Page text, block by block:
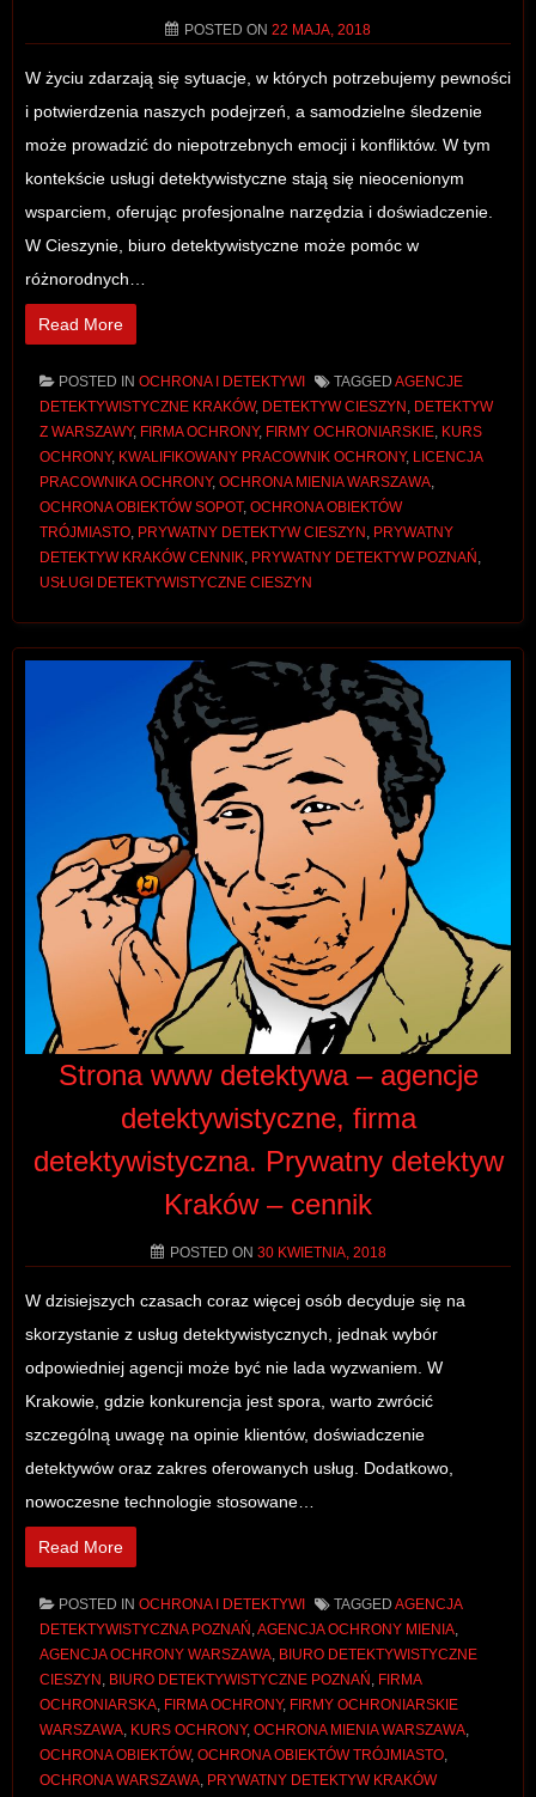
POSTED ON 22 MAJA, 2018
W życiu zdarzają się sytuacje, w których potrzebujemy pewności
i potwierdzenia naszych podejrzeń, a samodzielne śledzenie
może prowadzić do niepotrzebnych emocji i konfliktów. W tym
kontekście usługi detektywistyczne stają się nieocenionym
wsparciem, oferując profesjonalne narzędzia i doświadczenie.
W Cieszynie, biuro detektywistyczne może pomóc w
różnorodnych…
Read More
POSTED IN OCHRONA I DETEKTYWI TAGGED AGENCJE
DETEKTYWISTYCZNE KRAKÓW, DETEKTYW CIESZYN , DETEKTYW
Z WARSZAWY, FIRMA OCHRONY, FIRMY OCHRONIARSKIE, KURS
OCHRONY, KWALIFIKOWANY PRACOWNIK OCHRONY, LICENCJA
PRACOWNIKA OCHRONY, OCHRONA MIENIA WARSZAWA,
OCHRONA OBIEKTÓW SOPOT, OCHRONA OBIEKTÓW
TRÓJMIASTO, PRYWATNY DETEKTYW CIESZYN , PRYWATNY
DETEKTYW KRAKÓW CENNIK, PRYWATNY DETEKTYW POZNAŃ ,
USŁUGI DETEKTYWISTYCZNE CIESZYN
Strona www detektywa – agencje
detektywistyczne, firma
detektywistyczna. Prywatny detektyw
Kraków – cennik
POSTED ON 30 KWIETNIA, 2018
W dzisiejszych czasach coraz więcej osób decyduje się na
skorzystanie z usług detektywistycznych, jednak wybór
odpowiedniej agencji może być nie lada wyzwaniem. W
Krakowie, gdzie konkurencja jest spora, warto zwrócić
szczególną uwagę na opinie klientów, doświadczenie
detektywów oraz zakres oferowanych usług. Dodatkowo,
nowoczesne technologie stosowane…
Read More
POSTED IN OCHRONA I DETEKTYWI TAGGED AGENCJA
DETEKTYWISTYCZNA POZNAŃ ,AGENCJA OCHRONY MIENIA,
AGENCJA OCHRONY WARSZAWA, BIURO DETEKTYWISTYCZNE
CIESZYN , BIURO DETEKTYWISTYCZNE POZNAŃ , FIRMA
OCHRONIARSKA, FIRMA OCHRONY, FIRMY OCHRONIARSKIE
WARSZAWA, KURS OCHRONY, OCHRONA MIENIA WARSZAWA,
OCHRONA OBIEKTÓW, OCHRONA OBIEKTÓW TRÓJMIASTO,
OCHRONA WARSZAWA, PRYWATNY DETEKTYW KRAKÓW